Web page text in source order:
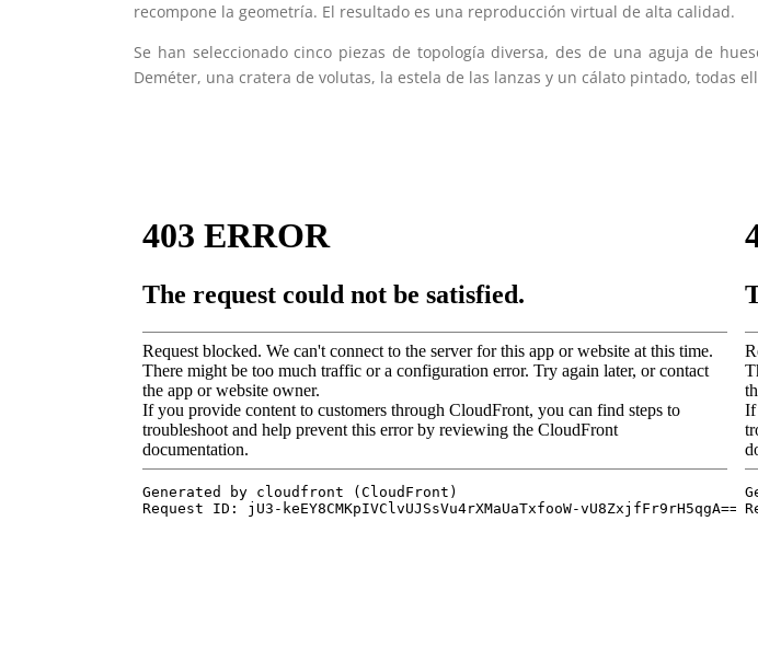
recompone la geometría. El resultado es una reproducción virtual de alta calidad.
Se han seleccionado cinco piezas de topología diversa, des de una aguja de
Deméter, una cratera de volutas, la estela de las lanzas y un cálato pintado, todas